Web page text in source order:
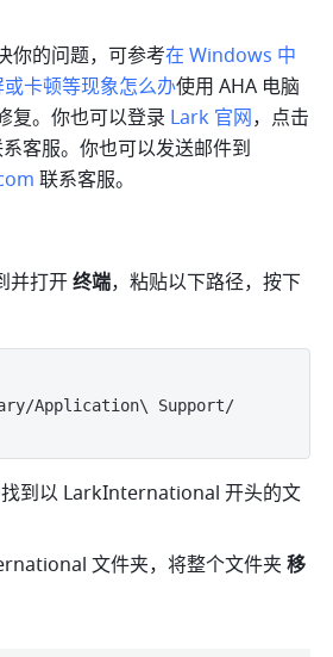
你的问题，可参考在 Windows 中
卡顿等现象怎么办使用 AHA 电脑
复。你也可以登录 Lark 官网，点击
联系客服。
并打开 终端，粘贴以下路径，按下
Application\ Support/
到以 LarkInternational 开头的文
文件夹，将整个文件夹 移